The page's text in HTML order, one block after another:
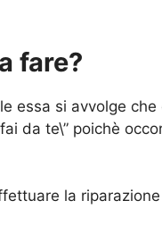
fare?
essa si avvolge
da te\” poichè
la